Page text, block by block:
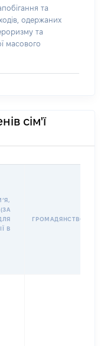
та
одержаних
та
масового
сім'ї
В
ГРОМАДЯНСТВО